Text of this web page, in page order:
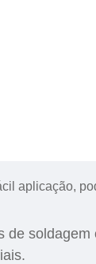
aplicação,